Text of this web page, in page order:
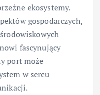
ekosystemy.
gospodarczych,
fascynujący
port może
w sercu